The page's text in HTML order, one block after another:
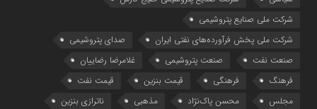
شرکت ملی صنایع پتروشیمی
شرکت ملی پخش فرآورده‌های نفتی ایران
صدای پتروشیمی
صنعت نفت
صنعت پتروشیمی
غلامرضا رضاییان
فرهنگ
فرهنگی قیمت بنزین
قیمت نفت
مجلس
محسن پاک‌نژاد مذهبی ناترازی بنزین